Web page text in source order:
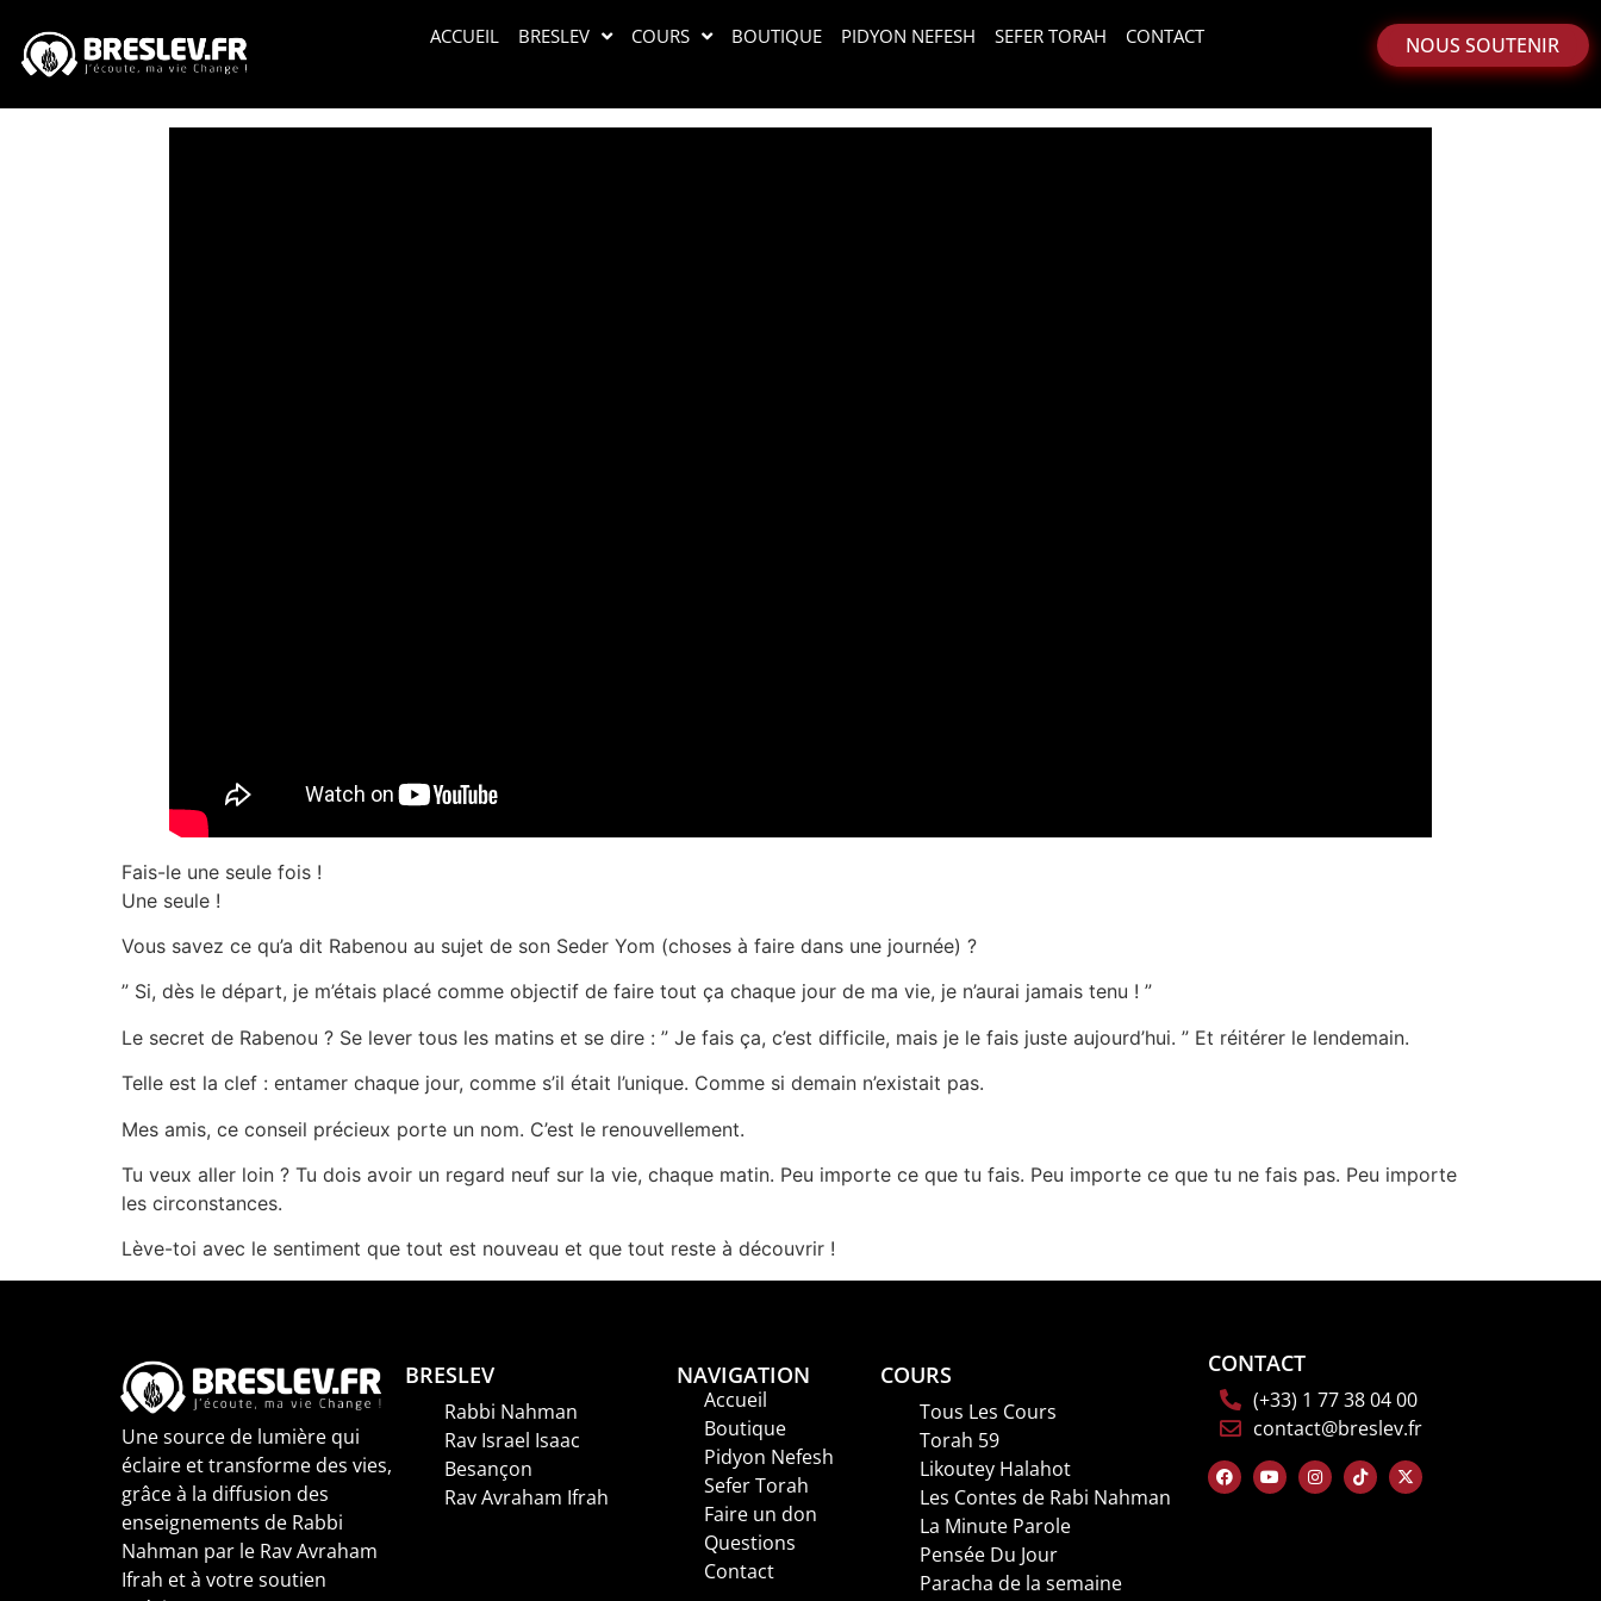
ACCUEIL BRESLEV COURS BOUTIQUE PIDYON NEFESH SEFER TORAH CONTACT NOUS SOUTENIR
Fais-le une seule fois !
Une seule !
Vous savez ce qu’a dit Rabenou au sujet de son Seder Yom (choses à faire dans une journée) ?
” Si, dès le départ, je m’étais placé comme objectif de faire tout ça chaque jour de ma vie, je n’aurai jamais tenu ! ”
Le secret de Rabenou ? Se lever tous les matins et se dire : ” Je fais ça, c’est difficile, mais je le fais juste aujourd’hui. ” Et réitérer le lendemain.
Telle est la clef : entamer chaque jour, comme s’il était l’unique. Comme si demain n’existait pas.
Mes amis, ce conseil précieux porte un nom. C’est le renouvellement.
Tu veux aller loin ? Tu dois avoir un regard neuf sur la vie, chaque matin. Peu importe ce que tu fais. Peu importe ce que tu ne fais pas. Peu importe
les circonstances.
Lève-toi avec le sentiment que tout est nouveau et que tout reste à découvrir !
Une source de lumière qui
éclaire et transforme des vies,
grâce à la diffusion des
enseignements de Rabbi
Nahman par le Rav Avraham
Ifrah et à votre soutien
BRESLEV
Rabbi Nahman
Rav Israel Isaac
Besançon
Rav Avraham Ifrah
NAVIGATION
Accueil
Boutique
Pidyon Nefesh
Sefer Torah
Faire un don
Questions
Contact
COURS
Tous Les Cours
Torah 59
Likoutey Halahot
Les Contes de Rabi Nahman
La Minute Parole
Pensée Du Jour
Paracha de la semaine
CONTACT
(+33) 1 77 38 04 00
contact@breslev.fr